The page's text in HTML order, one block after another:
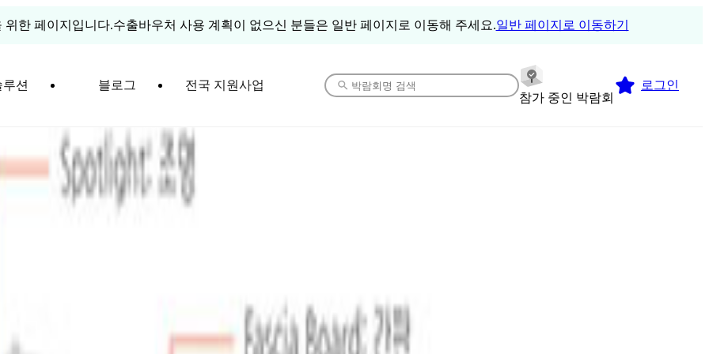
위한 페이지입니다.수출바우처 사용 계획이 없으신 분들은 일반 페이지로 이동해 주세요.일반 페이지로 이동하기
루션 블로그
전국 지원사업
참가 중인 박람회
로그인